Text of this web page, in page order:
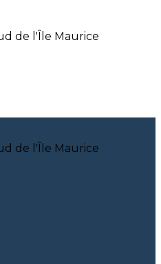
de l'Île Maurice
de l'Île Maurice